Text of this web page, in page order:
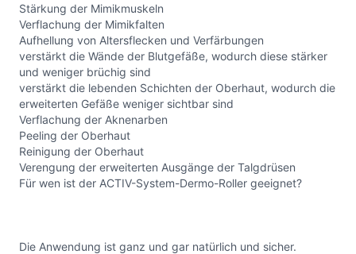
Stärkung der Mimikmuskeln
Verflachung der Mimikfalten
Aufhellung von Altersflecken und Verfärbungen
verstärkt die Wände der Blutgefäße, wodurch diese stärker
und weniger brüchig sind
verstärkt die lebenden Schichten der Oberhaut, wodurch die
erweiterten Gefäße weniger sichtbar sind
Verflachung der Aknenarben
Peeling der Oberhaut
Reinigung der Oberhaut
Verengung der erweiterten Ausgänge der Talgdrüsen
Für wen ist der ACTIV-System-Dermo-Roller geeignet?
Die Anwendung ist ganz und gar natürlich und sicher.